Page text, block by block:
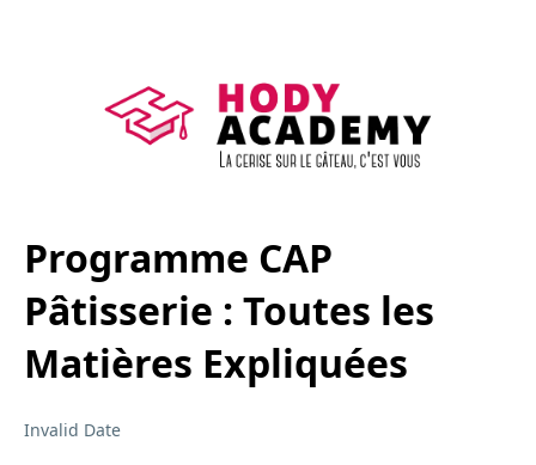
Programme CAP
Pâtisserie : Toutes les
Matières Expliquées
Invalid Date